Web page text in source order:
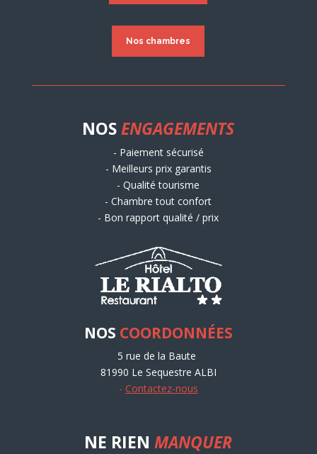
Nos chambres
NOSENGAGEMENTS
- Paiement sécurisé
- Meilleurs prix garantis
- Qualité tourisme
- Chambre tout confort
- Bon rapport qualité / prix
NOS COORDONNÉES
5 rue de la Baute
81990 Le Sequestre ALBI
- Contactez-nous
NE RIENMANQUER